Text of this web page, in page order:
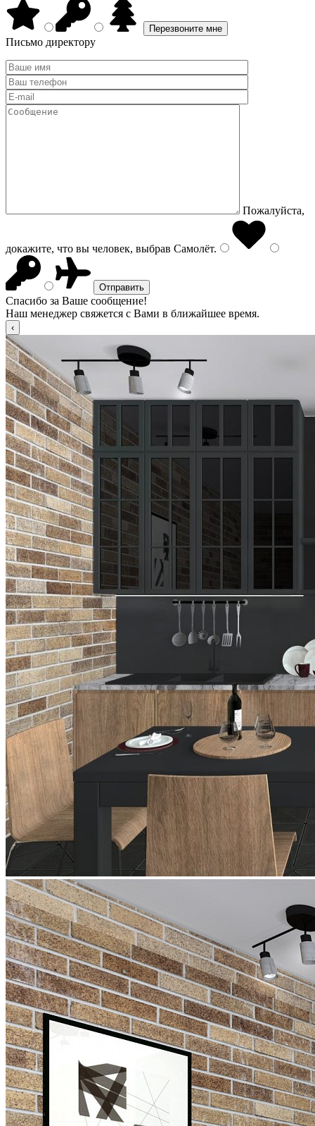
Письмо директору
Пожалуйста,
докажите, что вы человек, выбрав Самолёт.
Спасибо за Ваше сообщение!
Наш менеджер свяжется с Вами в ближайшее время.